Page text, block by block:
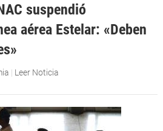
suspendió
aérea Estelar: «Deben
| Leer Noticia